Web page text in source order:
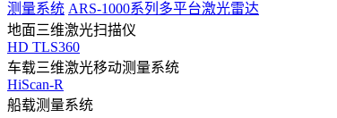
测量系统 ARS-1000系列多平台激光雷达
地面三维激光扫描仪
HD TLS360
车载三维激光移动测量系统
HiScan-R
船载测量系统